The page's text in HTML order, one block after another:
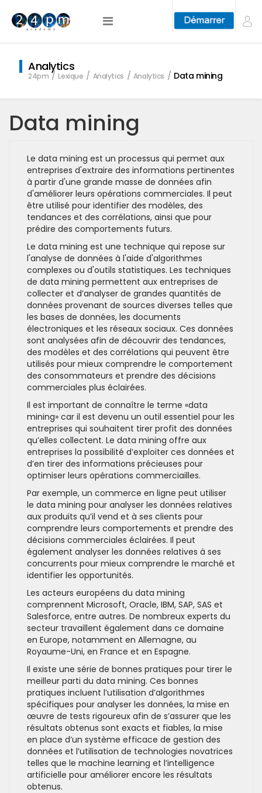
Analytics
24pm Lexique Analytics Analytics Data mining
Data mining
Le data mining est un processus qui permet aux
entreprises d'extraire des informations pertinentes
à partir d'une grande masse de données afin
d'améliorer leurs opérations commerciales. Il peut
être utilisé pour identifier des modèles, des
tendances et des corrélations, ainsi que pour
prédire des comportements futurs.
Le data mining est une technique qui repose sur
l'analyse de données à l'aide d'algorithmes
complexes ou d'outils statistiques. Les techniques
de data mining permettent aux entreprises de
collecter et d’analyser de grandes quantités de
données provenant de sources diverses telles que
les bases de données, les documents
électroniques et les réseaux sociaux. Ces données
sont analysées afin de découvrir des tendances,
des modèles et des corrélations qui peuvent être
utilisés pour mieux comprendre le comportement
des consommateurs et prendre des décisions
commerciales plus éclairées.
Il est important de connaître le terme «data
mining» car il est devenu un outil essentiel pour les
entreprises qui souhaitent tirer profit des données
qu’elles collectent. Le data mining offre aux
entreprises la possibilité d’exploiter ces données et
d’en tirer des informations précieuses pour
optimiser leurs opérations commerciailles.
Par exemple, un commerce en ligne peut utiliser
le data mining pour analyser les données relatives
aux produits qu’il vend et à ses clients pour
comprendre leurs comportements et prendre des
décisions commerciales éclairées. Il peut
également analyser les données relatives à ses
concurrents pour mieux comprendre le marché et
identifier les opportunités.
Les acteurs européens du data mining
comprennent Microsoft, Oracle, IBM, SAP, SAS et
Salesforce, entre autres. De nombreux experts du
secteur travaillent également dans ce domaine
en Europe, notamment en Allemagne, au
Royaume-Uni, en France et en Espagne.
Il existe une série de bonnes pratiques pour tirer le
meilleur parti du data mining. Ces bonnes
pratiques incluent l’utilisation d’algorithmes
spécifiques pour analyser les données, la mise en
œuvre de tests rigoureux afin de s’assurer que les
résultats obtenus sont exacts et fiables, la mise
en place d’un système efficace de gestion des
données et l’utilisation de technologies novatrices
telles que le machine learning et l’intelligence
artificielle pour améliorer encore les résultats
obtenus.